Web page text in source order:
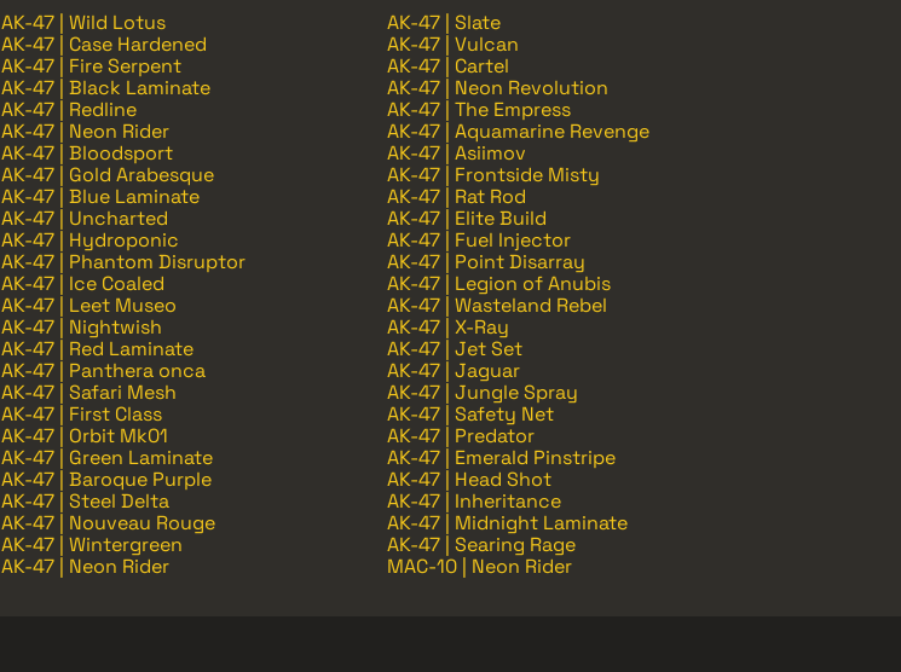
AK-47 | Wild Lotus
AK-47 | Slate
AK-47 | Case Hardened
AK-47 | Vulcan
AK-47 | Fire Serpent
AK-47 | Cartel
AK-47 | Black Laminate
AK-47 | Neon Revolution
AK-47 | Redline
AK-47 | The Empress
AK-47 | Neon Rider
AK-47 | Aquamarine Revenge
AK-47 | Bloodsport
AK-47 | Asiimov
AK-47 | Gold Arabesque
AK-47 | Frontside Misty
AK-47 | Blue Laminate
AK-47 | Rat Rod
AK-47 | Uncharted
AK-47 | Elite Build
AK-47 | Hydroponic
AK-47 | Fuel Injector
AK-47 | Phantom Disruptor
AK-47 | Point Disarray
AK-47 | Ice Coaled
AK-47 | Legion of Anubis
AK-47 | Leet Museo
AK-47 | Wasteland Rebel
AK-47 | Nightwish
AK-47 | X-Ray
AK-47 | Red Laminate
AK-47 | Jet Set
AK-47 | Panthera onca
AK-47 | Jaguar
AK-47 | Safari Mesh
AK-47 | Jungle Spray
AK-47 | First Class
AK-47 | Safety Net
AK-47 | Orbit Mk01
AK-47 | Predator
AK-47 | Green Laminate
AK-47 | Emerald Pinstripe
AK-47 | Baroque Purple
AK-47 | Head Shot
AK-47 | Steel Delta
AK-47 | Inheritance
AK-47 | Nouveau Rouge
AK-47 | Midnight Laminate
AK-47 | Wintergreen
AK-47 | Searing Rage
AK-47 | Neon Rider
MAC-10 | Neon Rider